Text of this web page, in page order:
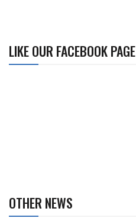
LIKE OUR FACEBOOK PAGE
OTHER NEWS